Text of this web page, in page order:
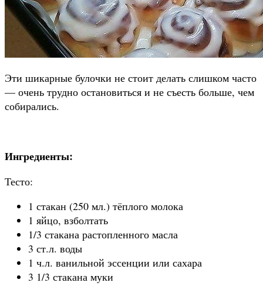
Эти шикарные булочки не стоит делать слишком часто
— очень трудно остановиться и не съесть больше, чем
собирались.
Ингредиенты:
Тесто:
1 стакан (250 мл.) тёплого молока
1 яйцо, взболтать
1/3 стакана растопленного масла
3 ст.л. воды
1 ч.л. ванильной эссенции или сахара
3 1/3 стакана муки